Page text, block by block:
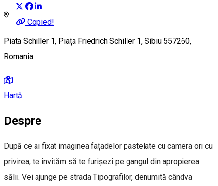
Copied!
Piata Schiller 1, Piața Friedrich Schiller 1, Sibiu 557260,
Romania
Hartă
Despre
După ce ai fixat imaginea fațadelor pastelate cu camera ori cu
privirea, te invităm să te furișezi pe gangul din apropierea
sălii. Vei ajunge pe strada Tipografilor, denumită cândva